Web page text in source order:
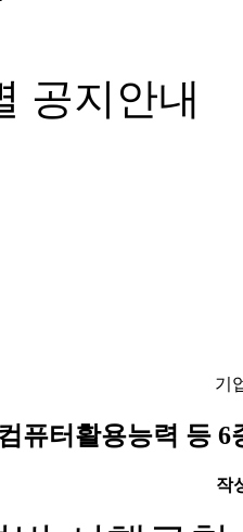
공지안내
기
퓨터활용능력 등
작